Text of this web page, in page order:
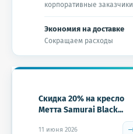
корпоративные заказчики
Экономия на доставке
Сокращаем расходы
Скидка 20% на кресло
Метта Samurai Black...
11 июня 2026